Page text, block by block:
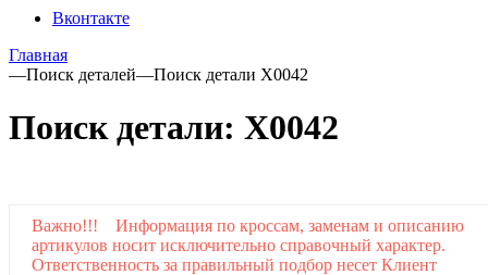
Вконтакте
Главная
—Поиск деталей—Поиск детали X0042
Поиск детали: X0042
Важно!!! Информация по кроссам, заменам и описанию
артикулов носит исключительно справочный характер.
Ответственность за правильный подбор несет Клиент